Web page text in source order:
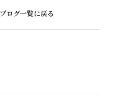
ブログ一覧に戻る